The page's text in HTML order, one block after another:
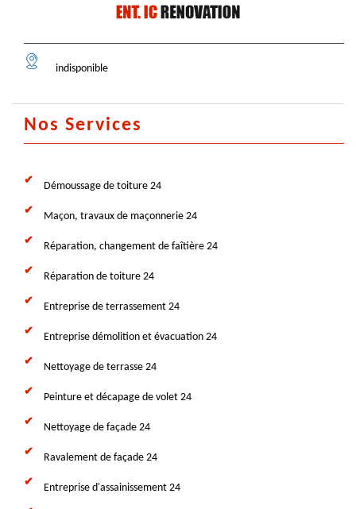
indisponible
Nos Services
Démoussage de toiture 24
Maçon, travaux de maçonnerie 24
Réparation, changement de faîtière 24
Réparation de toiture 24
Entreprise de terrassement 24
Entreprise démolition et évacuation 24
Nettoyage de terrasse 24
Peinture et décapage de volet 24
Nettoyage de façade 24
Ravalement de façade 24
Entreprise d'assainissement 24